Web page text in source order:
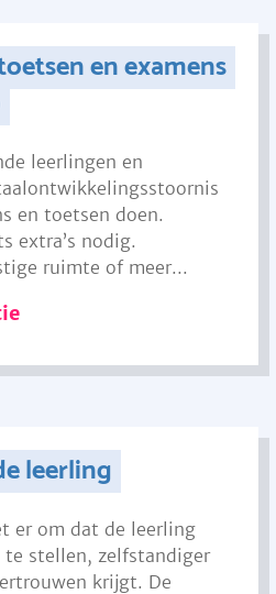
en examens
leerlingen en
en toetsen doen.
extra’s nodig.
ruimte of meer...
leerling
er om dat de leerling
te stellen, zelfstandiger
krijgt. De